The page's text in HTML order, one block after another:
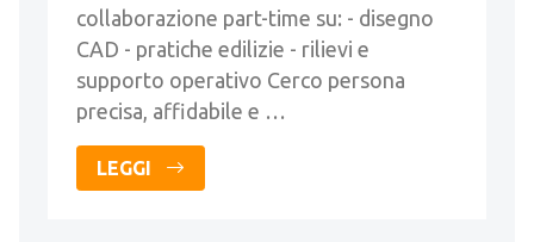
collaborazione part-time su: - disegno
CAD - pratiche edilizie - rilievi e
supporto operativo Cerco persona
precisa, affidabile e …
LEGGI